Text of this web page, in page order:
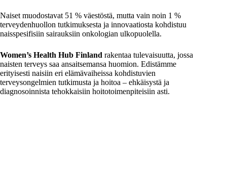
Naiset muodostavat 51 % väestöstä, mutta vain noin 1 %
terveydenhuollon tutkimuksesta ja innovaatiosta kohdistuu
naisspesifisiin sairauksiin onkologian ulkopuolella.
Women’s Health Hub Finland rakentaa tulevaisuutta, jossa
naisten terveys saa ansaitsemansa huomion. Edistämme
erityisesti naisiin eri elämävaiheissa kohdistuvien
terveysongelmien tutkimusta ja hoitoa – ehkäisystä ja
diagnosoinnista tehokkaisiin hoitotoimenpiteisiin asti.